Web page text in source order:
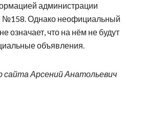
администрации
№158. Однако неофициальный
означает, что на нём не будут
объявления.
Арсений Анатольевич